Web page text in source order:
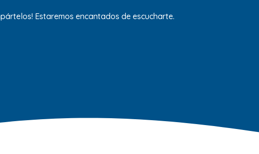
Estaremos encantados de escucharte.